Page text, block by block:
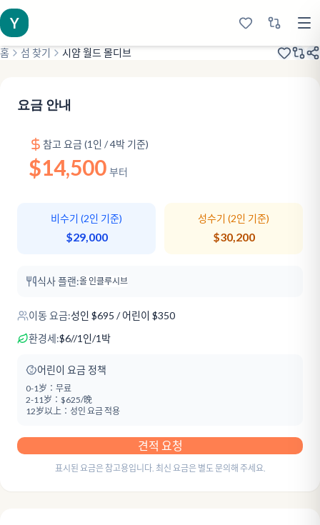
Y
홈 섬 찾기 시얌 월드 몰디브
요금 안내
참고 요금 (1인 / 4박 기준)
$14,500 부터
비수기 (2인 기준)
$29,000
성수기 (2인 기준)
$30,200
식사 플랜:올 인클루시브
이동 요금:성인 $695 / 어린이 $350
환경세:$6//1인/1박
어린이 요금 정책
0-1岁： 무료
2-11岁： $625/晚
12岁以上： 성인 요금 적용
견적 요청
표시된 요금은 참고용입니다. 최신 요금은 별도 문의해 주세요.